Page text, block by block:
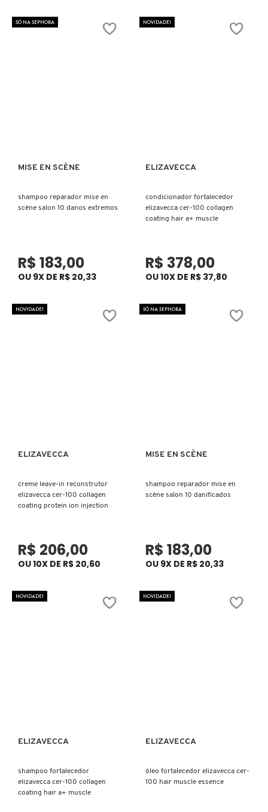
FENTY SKIN
FINO
GUCCI
GUERLAIN
ISSEY MIYAKE
JEAN PAUL GAULTIER
Ver mais
MISE EN SCÈNE
shampoo reparador mise en
scène salon 10 danos extremos
R$ 183,00
OU 9X DE R$ 20,33
SÓ NA SEPHORA
Ver mais
ELIZAVECCA
condicionador fortalecedor
elizavecca cer-100 collagen
coating hair a+ muscle
R$ 378,00
OU 10X DE R$ 37,80
NOVIDADE!
Ver mais
ELIZAVECCA
creme leave-in reconstrutor
elizavecca cer-100 collagen
coating protein ion injection
R$ 206,00
OU 10X DE R$ 20,60
NOVIDADE!
Ver mais
MISE EN SCÈNE
shampoo reparador mise en
scène salon 10 danificados
R$ 183,00
OU 9X DE R$ 20,33
SÓ NA SEPHORA
Ver mais
ELIZAVECCA
shampoo fortalecedor
elizavecca cer-100 collagen
coating hair a+ muscle
NOVIDADE!
Ver mais
ELIZAVECCA
óleo fortalecedor elizavecca cer-
100 hair muscle essence
NOVIDADE!